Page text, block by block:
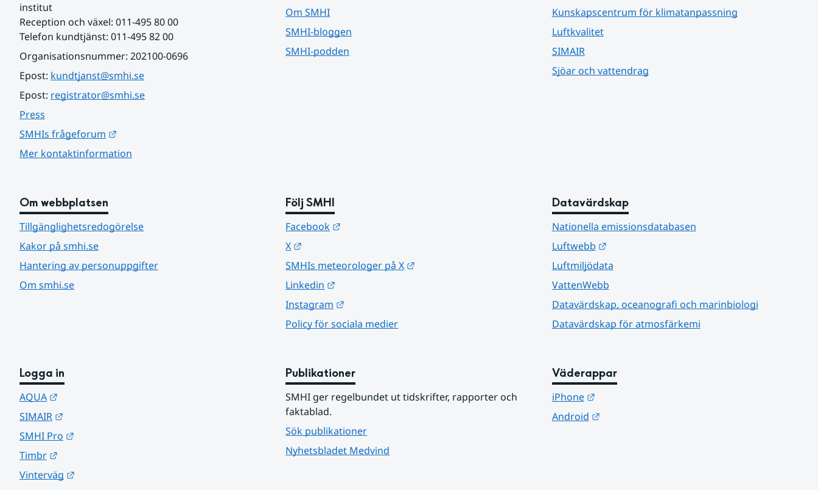
institut
Reception och växel: 011-495 80 00
Telefon kundtjänst: 011-495 82 00
Organisationsnummer: 202100-0696
Epost: kundtjanst@smhi.se
Epost: registrator@smhi.se
Press
SMHIs frågeforum
Mer kontaktinformation
Om SMHI
SMHI-bloggen
SMHI-podden
Kunskapscentrum för klimatanpassning
Luftkvalitet
SIMAIR
Sjöar och vattendrag
Om webbplatsen
Tillgänglighetsredogörelse
Kakor på smhi.se
Hantering av personuppgifter
Om smhi.se
Följ SMHI
Facebook
X
SMHIs meteorologer på X
Linkedin
Instagram
Policy för sociala medier
Datavärdskap
Nationella emissionsdatabasen
Luftwebb
Länk till annan webbplats.
Luftmiljödata
VattenWebb
Datavärdskap, oceanografi och marinbiologi
Datavärdskap för atmosfärkemi
Logga in
AQUA
SIMAIR
SMHI Pro
Timbr
Vinterväg
Publikationer
SMHI ger regelbundet ut tidskrifter, rapporter och
faktablad.
Sök publikationer
Nyhetsbladet Medvind
Väderappar
iPhone
Länk till annan webbplats.
Android
Länk till annan webbplats.